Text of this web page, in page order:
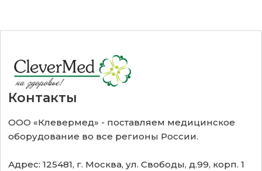
Контакты
ООО «Клевермед» - поставляем медицинское
оборудование во все регионы России.
Адрес: 125481, г. Москва, ул. Свободы, д.99, корп. 1